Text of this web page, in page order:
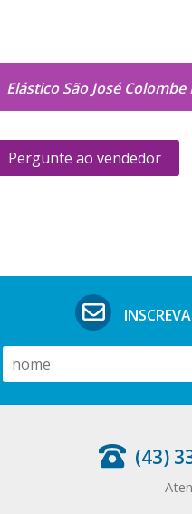
Elástico São José
Pergunte ao vendedor
(43)